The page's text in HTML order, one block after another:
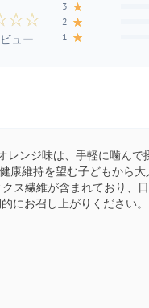
☆☆
ュー
3 ★
2 ★
1 ★
ンジ味は、手軽に噛ん
維持を望む子どもから
ス繊維が含まれており、
にお召し上がりください。